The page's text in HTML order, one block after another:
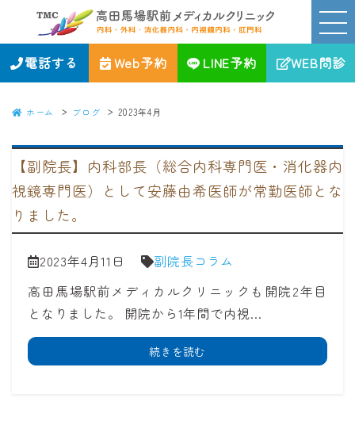
電話する Web予約 LINE予約 WEB問診
2023年4月｜高田馬場駅前メディカルクリニック｜新宿区の消化器、内視
鏡、内科・外科・肛門科
ホーム ブログ 2023年4月
【副院長】内科部長（総合内科専門医・消化器内
視鏡専門医）として安藤由希医師が常勤医師とな
りました。
2023年4月11日
副院長コラム
高田馬場駅前メディカルクリニックも開院2年目
となりました。 開院から1年間で内視…
続きを読む